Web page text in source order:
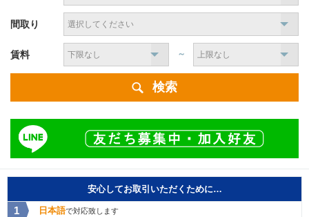
間取り
賃料 ～
検索
安心してお取引いただくために…
日本語で対応致します